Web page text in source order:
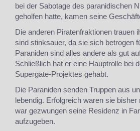
bei der Sabotage des paranidischen
geholfen hatte, kamen seine
Die anderen Piratenfraktionen trauen
sind stinksauer, da sie sich betrogen
Paraniden sind alles andere als gut
Schließlich hat er eine Hauptrolle bei
Supergate-Projektes gehabt.
Die Paraniden senden Truppen aus
lebendig. Erfolgreich waren sie
war gezwungen seine Residenz in
aufzugeben.